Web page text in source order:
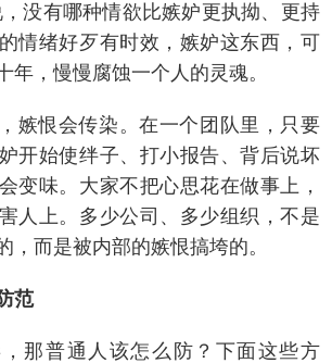
没有哪种情欲比嫉妒更执拗、更持
情绪好歹有时效，嫉妒这东西，可
年，慢慢腐蚀一个人的灵魂。
嫉恨会传染。在一个团队里，只要
开始使绊子、打小报告、背后说坏
变味。大家不把心思花在做事上，
人上。多少公司、多少组织，不是
，而是被内部的嫉恨搞垮的。
范
那普通人该怎么防？下面这些方